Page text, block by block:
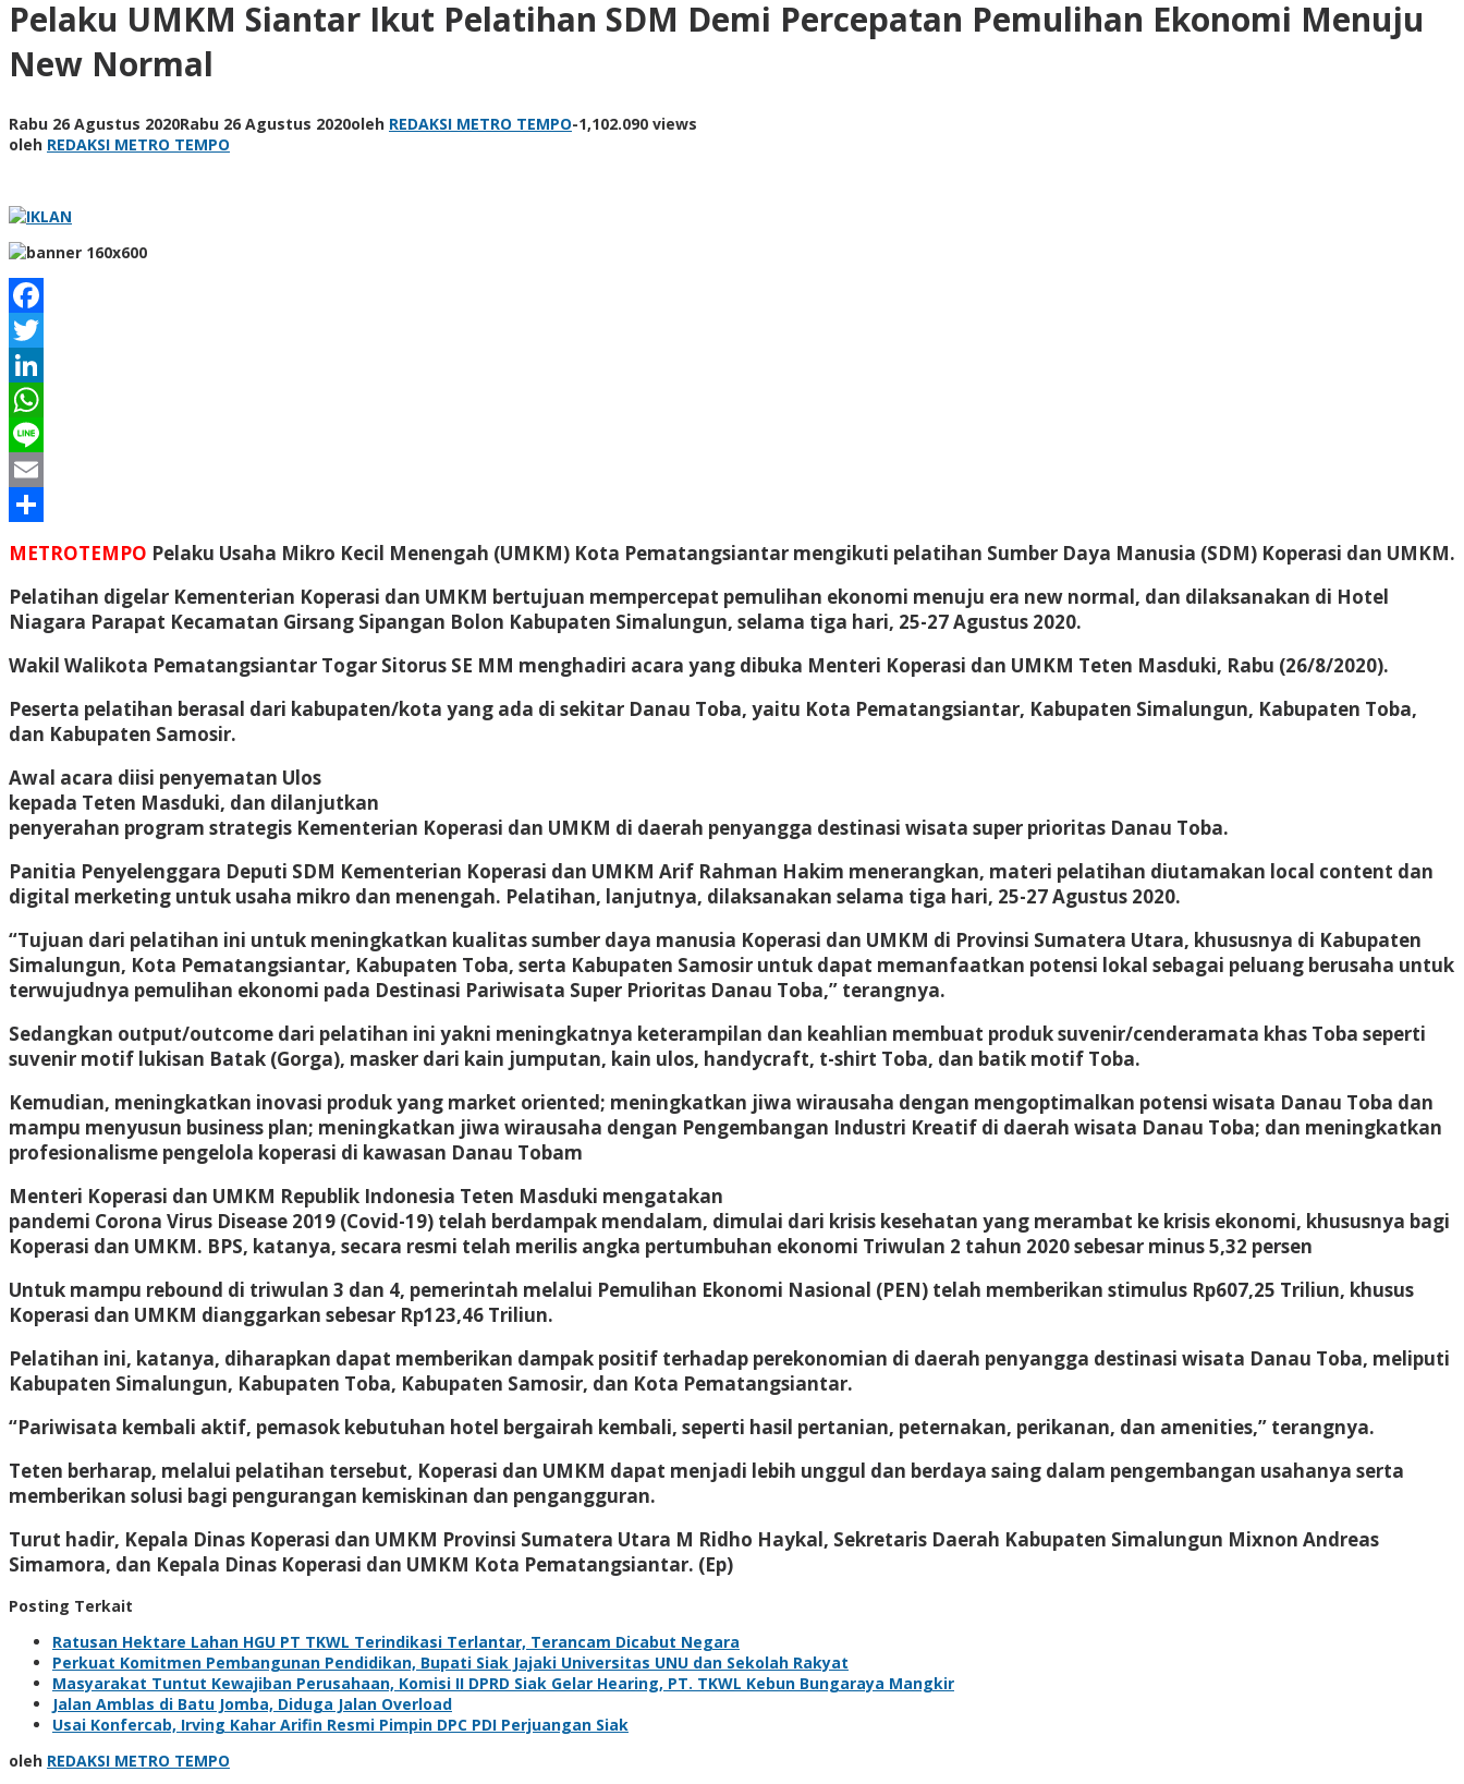
Pelaku UMKM Siantar Ikut Pelatihan SDM Demi Percepatan Pemulihan Ekonomi Menuju
New Normal
Rabu 26 Agustus 2020Rabu 26 Agustus 2020oleh REDAKSI METRO TEMPO-1,102.090 views
oleh REDAKSI METRO TEMPO
Facebook
Twitter
LinkedIn
WhatsApp
Line
Email
METROTEMPO Pelaku Usaha Mikro Kecil Menengah (UMKM) Kota Pematangsiantar mengikuti pelatihan Sumber Daya Manusia (SDM) Koperasi dan UMKM.
Pelatihan digelar Kementerian Koperasi dan UMKM bertujuan mempercepat pemulihan ekonomi menuju era new normal, dan dilaksanakan di Hotel
Niagara Parapat Kecamatan Girsang Sipangan Bolon Kabupaten Simalungun, selama tiga hari, 25-27 Agustus 2020.
Wakil Walikota Pematangsiantar Togar Sitorus SE MM menghadiri acara yang dibuka Menteri Koperasi dan UMKM Teten Masduki, Rabu (26/8/2020).
Peserta pelatihan berasal dari kabupaten/kota yang ada di sekitar Danau Toba, yaitu Kota Pematangsiantar, Kabupaten Simalungun, Kabupaten Toba,
dan Kabupaten Samosir.
Awal acara diisi penyematan Ulos
kepada Teten Masduki, dan dilanjutkan
penyerahan program strategis Kementerian Koperasi dan UMKM di daerah penyangga destinasi wisata super prioritas Danau Toba.
Panitia Penyelenggara Deputi SDM Kementerian Koperasi dan UMKM Arif Rahman Hakim menerangkan, materi pelatihan diutamakan local content dan
digital merketing untuk usaha mikro dan menengah. Pelatihan, lanjutnya, dilaksanakan selama tiga hari, 25-27 Agustus 2020.
“Tujuan dari pelatihan ini untuk meningkatkan kualitas sumber daya manusia Koperasi dan UMKM di Provinsi Sumatera Utara, khususnya di Kabupaten
Simalungun, Kota Pematangsiantar, Kabupaten Toba, serta Kabupaten Samosir untuk dapat memanfaatkan potensi lokal sebagai peluang berusaha untuk
terwujudnya pemulihan ekonomi pada Destinasi Pariwisata Super Prioritas Danau Toba,” terangnya.
Sedangkan output/outcome dari pelatihan ini yakni meningkatnya keterampilan dan keahlian membuat produk suvenir/cenderamata khas Toba seperti
suvenir motif lukisan Batak (Gorga), masker dari kain jumputan, kain ulos, handycraft, t-shirt Toba, dan batik motif Toba.
Kemudian, meningkatkan inovasi produk yang market oriented; meningkatkan jiwa wirausaha dengan mengoptimalkan potensi wisata Danau Toba dan
mampu menyusun business plan; meningkatkan jiwa wirausaha dengan Pengembangan Industri Kreatif di daerah wisata Danau Toba; dan meningkatkan
profesionalisme pengelola koperasi di kawasan Danau Tobam
Menteri Koperasi dan UMKM Republik Indonesia Teten Masduki mengatakan
pandemi Corona Virus Disease 2019 (Covid-19) telah berdampak mendalam, dimulai dari krisis kesehatan yang merambat ke krisis ekonomi, khususnya bagi
Koperasi dan UMKM. BPS, katanya, secara resmi telah merilis angka pertumbuhan ekonomi Triwulan 2 tahun 2020 sebesar minus 5,32 persen
Untuk mampu rebound di triwulan 3 dan 4, pemerintah melalui Pemulihan Ekonomi Nasional (PEN) telah memberikan stimulus Rp607,25 Triliun, khusus
Koperasi dan UMKM dianggarkan sebesar Rp123,46 Triliun.
Pelatihan ini, katanya, diharapkan dapat memberikan dampak positif terhadap perekonomian di daerah penyangga destinasi wisata Danau Toba, meliputi
Kabupaten Simalungun, Kabupaten Toba, Kabupaten Samosir, dan Kota Pematangsiantar.
“Pariwisata kembali aktif, pemasok kebutuhan hotel bergairah kembali, seperti hasil pertanian, peternakan, perikanan, dan amenities,” terangnya.
Teten berharap, melalui pelatihan tersebut, Koperasi dan UMKM dapat menjadi lebih unggul dan berdaya saing dalam pengembangan usahanya serta
memberikan solusi bagi pengurangan kemiskinan dan pengangguran.
Turut hadir, Kepala Dinas Koperasi dan UMKM Provinsi Sumatera Utara M Ridho Haykal, Sekretaris Daerah Kabupaten Simalungun Mixnon Andreas
Simamora, dan Kepala Dinas Koperasi dan UMKM Kota Pematangsiantar. (Ep)
Posting Terkait
Ratusan Hektare Lahan HGU PT TKWL Terindikasi Terlantar, Terancam Dicabut Negara
Perkuat Komitmen Pembangunan Pendidikan, Bupati Siak Jajaki Universitas UNU dan Sekolah Rakyat
Masyarakat Tuntut Kewajiban Perusahaan, Komisi II DPRD Siak Gelar Hearing, PT. TKWL Kebun Bungaraya Mangkir
Jalan Amblas di Batu Jomba, Diduga Jalan Overload
Usai Konfercab, Irving Kahar Arifin Resmi Pimpin DPC PDI Perjuangan Siak
oleh REDAKSI METRO TEMPO